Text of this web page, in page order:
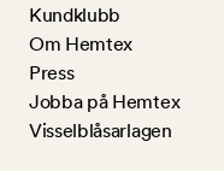
Kundklubb
Om Hemtex
Press
Jobba på Hemtex
Visselblåsarlagen